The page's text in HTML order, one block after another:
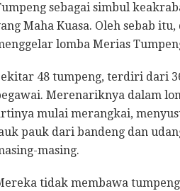
sebagai simbul
Maha Kuasa. Oleh sebab
lomba Merias
48 tumpeng, terdiri dari
Merenariknya dalam
mulai merangkai,
pauk dari bandeng dan
masing.
tidak membawa